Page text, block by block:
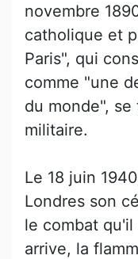
novembre
catholique et
Paris", qui
comme "une
du monde",
militaire.
Le 18 juin
Londres son
le combat
arrive, la